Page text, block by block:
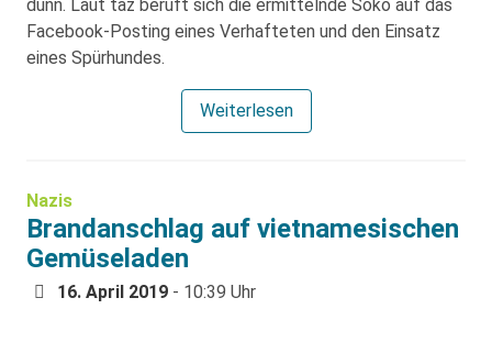
dünn. Laut taz beruft sich die ermittelnde Soko auf das
Facebook-Posting eines Verhafteten und den Einsatz
eines Spürhundes.
Weiterlesen
Nazis
Brandanschlag auf vietnamesischen
Gemüseladen
16. April 2019 - 10:39 Uhr